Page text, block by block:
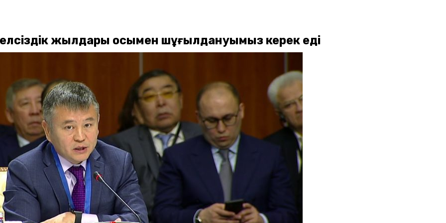
жылдары осымен шұғылдануымыз керек еді